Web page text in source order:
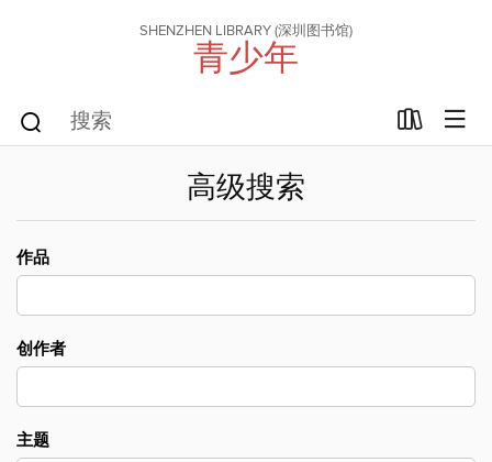
SHENZHEN LIBRARY (深圳图书馆)
青少年
高级搜索
作品
创作者
主题